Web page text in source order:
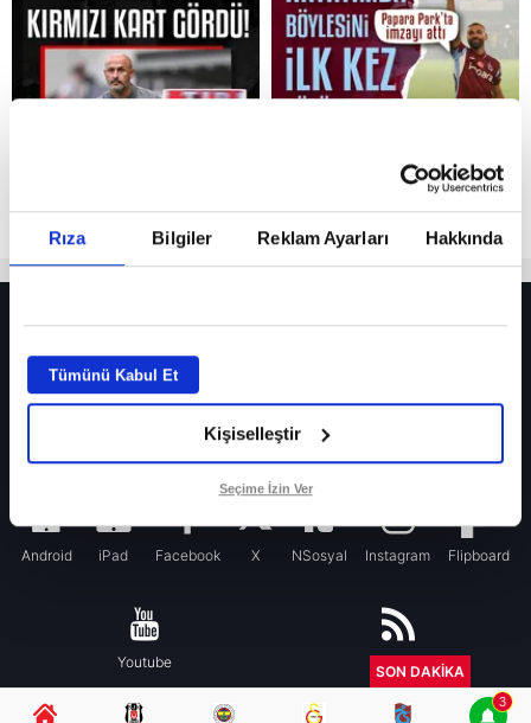
Rıza Bilgiler Reklam Ayarları Hakkında
Tümünü Kabul Et
Kişiselleştir
Seçime İzin Ver
Reddet
Fenerbahçe’de sürpriz ayrılık ihtimali! Devre arasında gelmişti
Fenerbahçe’nin yeni transferi Mason Greenwood için olay sözler!
Galatasaray’da rota yeniden Thiago Almada!
Android iPad Facebook X NSosyal Instagram Flipboard
Youtube RSS
SON DAKİKA
3